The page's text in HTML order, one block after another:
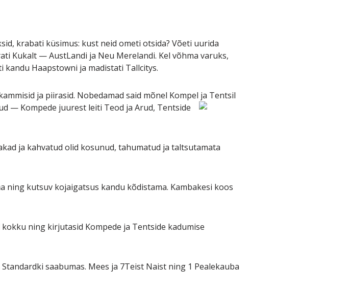
krabati küsimus: kust neid ometi otsida? Võeti uurida
Kukalt — AustLandi ja Neu Merelandi. Kel võhma varuks,
kandu Haapstowni ja madistati Tallcitys.
ja piirasid. Nobedamad said mõnel Kompel ja Tentsil
— Kompede juurest leiti Teod ja Arud, Tentside
ja kahvatud olid kosunud, tahumatud ja taltsutamata
ning kutsuv kojaigatsus kandu kõdistama. Kambakesi koos
ning kirjutasid Kompede ja Tentside kadumise
saabumas. Mees ja 7Teist Naist ning 1 Pealekauba